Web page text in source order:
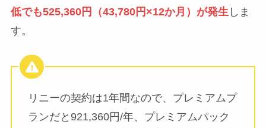
低でも525,360円（43,780円×12か月）が発生 しま
す。
リニーの契約は1年間なので、プレミアムプ
ランだと921,360円/年、プレミアムパック